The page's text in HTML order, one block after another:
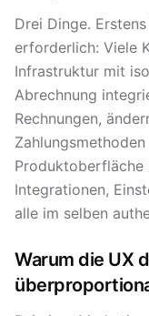
Drei Dinge.
erforderlich: Viele
Infrastruktur mit
Abrechnung
Rechnungen,
Produktoberfläche
Integrationen,
alle im selben
Warum die UX